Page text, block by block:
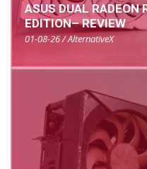
ASUS DUAL
EDITION– REVIEW
01-08-26 / AlternativeX